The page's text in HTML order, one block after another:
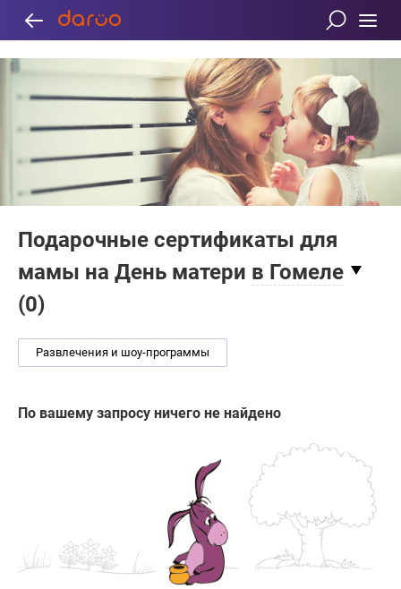
Подарочные сертификаты для
мамы на День матери в Гомеле
(0)
Развлечения и шоу-программы
По вашему запросу ничего не найдено